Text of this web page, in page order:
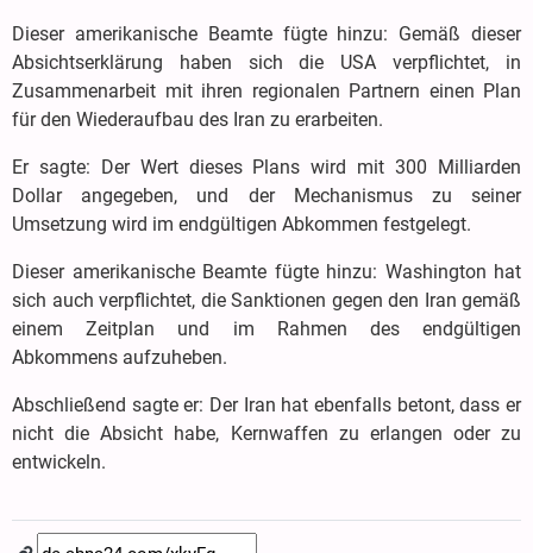
Dieser amerikanische Beamte fügte hinzu: Gemäß dieser
Absichtserklärung haben sich die USA verpflichtet, in
Zusammenarbeit mit ihren regionalen Partnern einen Plan
für den Wiederaufbau des Iran zu erarbeiten.
Er sagte: Der Wert dieses Plans wird mit 300 Milliarden
Dollar angegeben, und der Mechanismus zu seiner
Umsetzung wird im endgültigen Abkommen festgelegt.
Dieser amerikanische Beamte fügte hinzu: Washington hat
sich auch verpflichtet, die Sanktionen gegen den Iran gemäß
einem Zeitplan und im Rahmen des endgültigen
Abkommens aufzuheben.
Abschließend sagte er: Der Iran hat ebenfalls betont, dass er
nicht die Absicht habe, Kernwaffen zu erlangen oder zu
entwickeln.